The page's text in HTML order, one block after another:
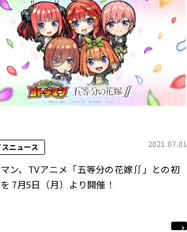
ニュース 2021.07.01
ン、TVアニメ「五等分の花嫁∬」との初
7月5日（月）より開催！